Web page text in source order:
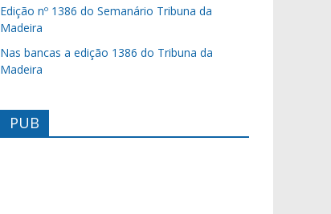
Edição nº 1386 do Semanário Tribuna da
Madeira
Nas bancas a edição 1386 do Tribuna da
Madeira
PUB